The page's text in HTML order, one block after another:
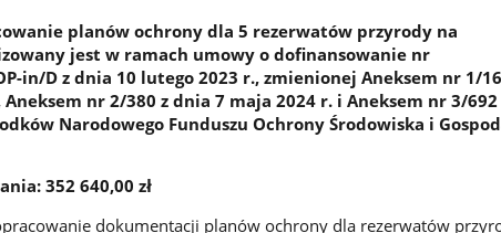
planów ochrony dla 5 rezerwatów przyrody na
jest w ramach umowy o dofinansowanie nr
in/D z dnia 10 lutego 2023 r., zmienionej Aneksem nr 1/
nr 2/380 z dnia 7 maja 2024 r. i Aneksem nr 3/692
Narodowego Funduszu Ochrony Środowiska i
352 640,00 zł
dokumentacji planów ochrony dla rezerwatów